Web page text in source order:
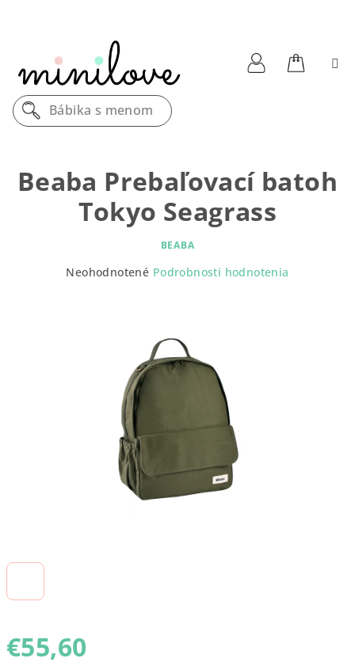
Bábika s menom
€55,60
Beaba Prebaľovací batoh
Tokyo Seagrass
BEABA
Neohodnotené Podrobnosti hodnotenia